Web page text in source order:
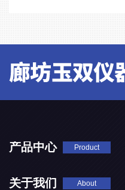
产品中心 Product
关于我们 About